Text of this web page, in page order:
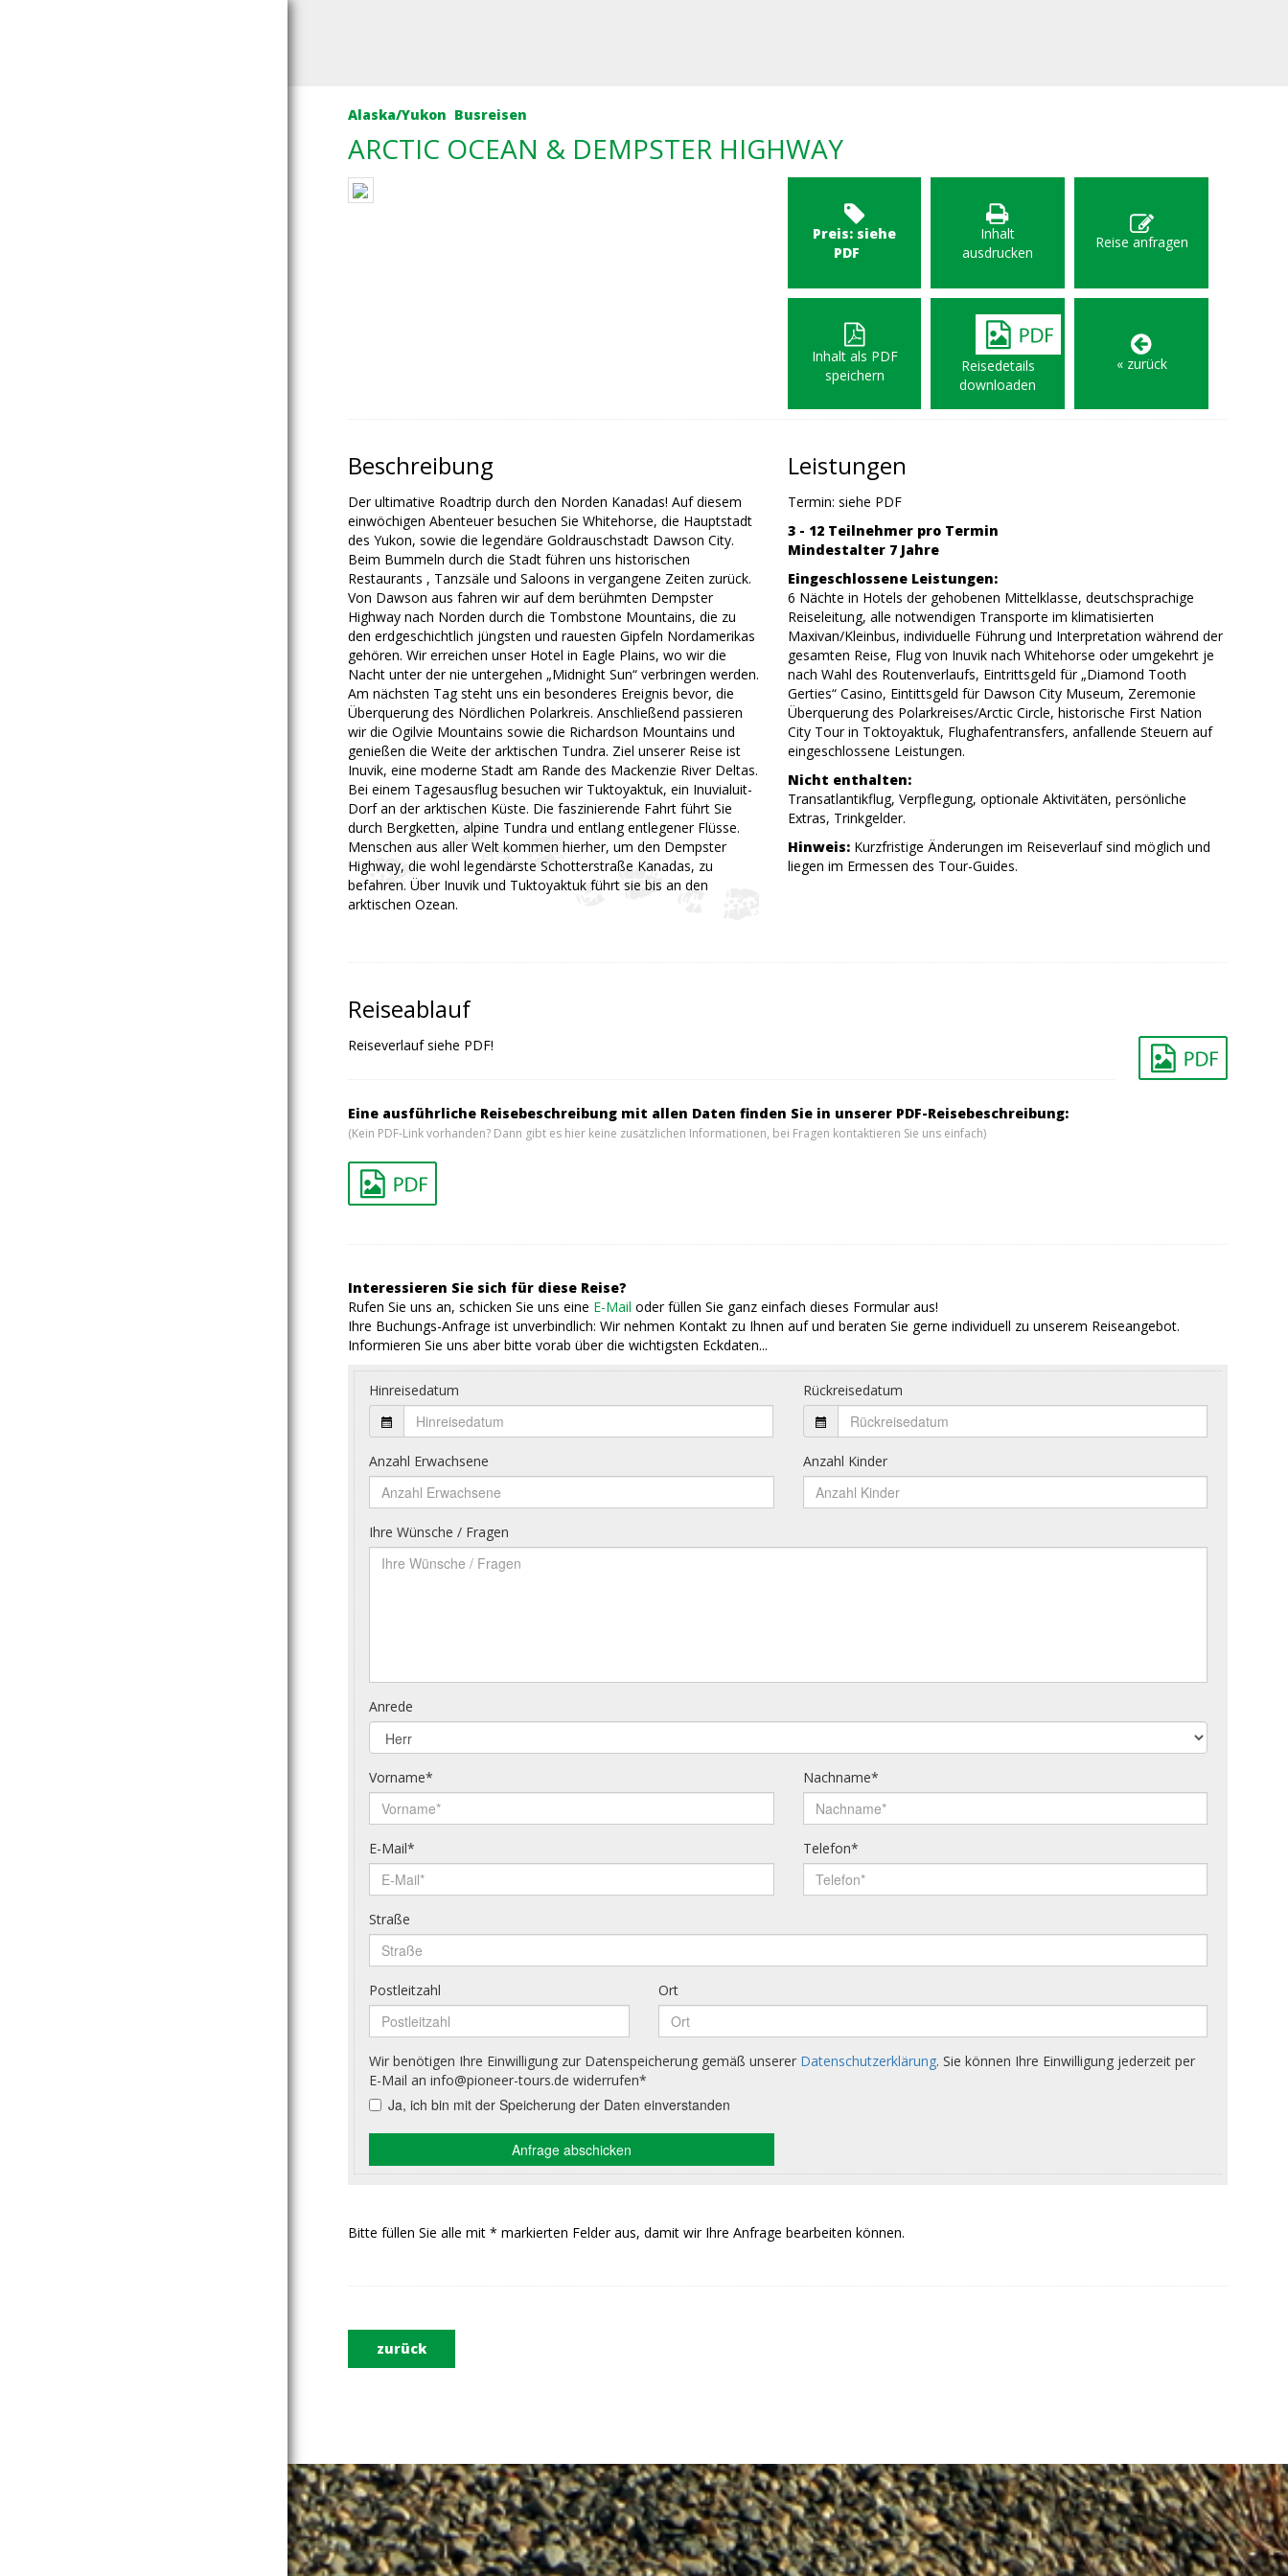
Alaska/Yukon Busreisen
ARCTIC OCEAN & DEMPSTER HIGHWAY
Preis: siehe
PDF
Inhalt
ausdrucken
Reise anfragen
Inhalt als PDF
speichern
Reisedetails
downloaden
« zurück
Beschreibung
Der ultimative Roadtrip durch den Norden Kanadas! Auf diesem
einwöchigen Abenteuer besuchen Sie Whitehorse, die Hauptstadt
des Yukon, sowie die legendäre Goldrauschstadt Dawson City.
Beim Bummeln durch die Stadt führen uns historischen
Restaurants , Tanzsäle und Saloons in vergangene Zeiten zurück.
Von Dawson aus fahren wir auf dem berühmten Dempster
Highway nach Norden durch die Tombstone Mountains, die zu
den erdgeschichtlich jüngsten und rauesten Gipfeln Nordamerikas
gehören. Wir erreichen unser Hotel in Eagle Plains, wo wir die
Nacht unter der nie untergehen „Midnight Sun“ verbringen werden.
Am nächsten Tag steht uns ein besonderes Ereignis bevor, die
Überquerung des Nördlichen Polarkreis. Anschließend passieren
wir die Ogilvie Mountains sowie die Richardson Mountains und
genießen die Weite der arktischen Tundra. Ziel unserer Reise ist
Inuvik, eine moderne Stadt am Rande des Mackenzie River Deltas.
Bei einem Tagesausflug besuchen wir Tuktoyaktuk, ein Inuvialuit-
Dorf an der arktischen Küste. Die faszinierende Fahrt führt Sie
durch Bergketten, alpine Tundra und entlang entlegener Flüsse.
Menschen aus aller Welt kommen hierher, um den Dempster
Highway, die wohl legendärste Schotterstraße Kanadas, zu
befahren. Über Inuvik und Tuktoyaktuk führt sie bis an den
arktischen Ozean.
Leistungen
Termin: siehe PDF
3 - 12 Teilnehmer pro Termin
Mindestalter 7 Jahre
Eingeschlossene Leistungen:
6 Nächte in Hotels der gehobenen Mittelklasse, deutschsprachige
Reiseleitung, alle notwendigen Transporte im klimatisierten
Maxivan/Kleinbus, individuelle Führung und Interpretation während der
gesamten Reise, Flug von Inuvik nach Whitehorse oder umgekehrt je
nach Wahl des Routenverlaufs, Eintrittsgeld für „Diamond Tooth
Gerties“ Casino, Eintittsgeld für Dawson City Museum, Zeremonie
Überquerung des Polarkreises/Arctic Circle, historische First Nation
City Tour in Toktoyaktuk, Flughafentransfers, anfallende Steuern auf
eingeschlossene Leistungen.
Nicht enthalten:
Transatlantikflug, Verpflegung, optionale Aktivitäten, persönliche
Extras, Trinkgelder.
Hinweis: Kurzfristige Änderungen im Reiseverlauf sind möglich und
liegen im Ermessen des Tour-Guides.
Reiseablauf
Reiseverlauf siehe PDF!
Eine ausführliche Reisebeschreibung mit allen Daten finden Sie in unserer PDF-Reisebeschreibung:
(Kein PDF-Link vorhanden? Dann gibt es hier keine zusätzlichen Informationen, bei Fragen kontaktieren Sie uns einfach)
Interessieren Sie sich für diese Reise?
Rufen Sie uns an, schicken Sie uns eine E-Mail oder füllen Sie ganz einfach dieses Formular aus!
Ihre Buchungs-Anfrage ist unverbindlich: Wir nehmen Kontakt zu Ihnen auf und beraten Sie gerne individuell zu unserem Reiseangebot.
Informieren Sie uns aber bitte vorab über die wichtigsten Eckdaten...
Bitte füllen Sie alle mit * markierten Felder aus, damit wir Ihre Anfrage bearbeiten können.
zurück